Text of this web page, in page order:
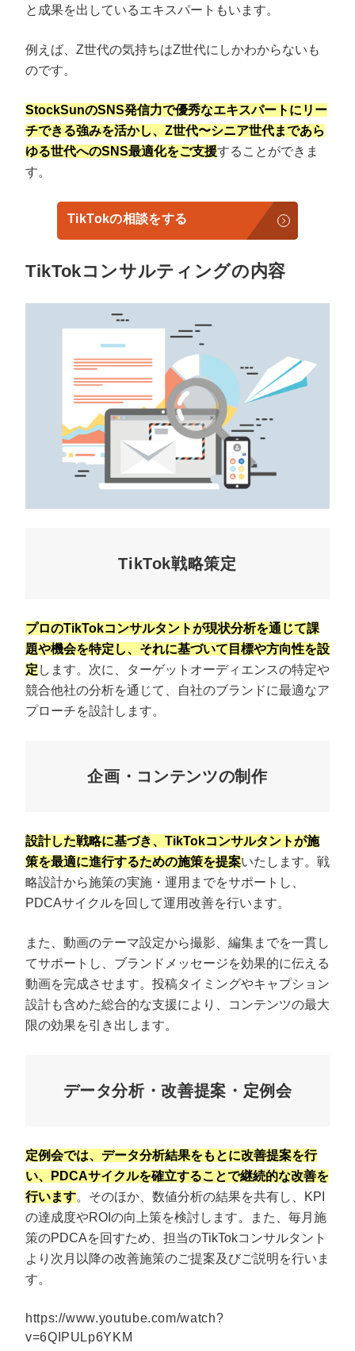
と成果を出しているエキスパートもいます。
例えば、Z世代の気持ちはZ世代にしかわからないも
のです。
StockSunのSNS発信力で優秀なエキスパートにリー
チできる強みを活かし、Z世代〜シニア世代まであら
ゆる世代へのSNS最適化をご支援することができま
す。
TikTokの相談をする
TikTokコンサルティングの内容
TikTok戦略策定
プロのTikTokコンサルタントが現状分析を通じて課
題や機会を特定し、それに基づいて目標や方向性を設
定 します。次に、ターゲットオーディエンスの特定や
競合他社の分析を通じて、自社のブランドに最適なア
プローチを設計します。
企画・コンテンツの制作
設計した戦略に基づき、TikTokコンサルタントが施
策を最適に進行するための施策を提案いたします。戦
略設計から施策の実施・運用までをサポートし、
PDCAサイクルを回して運用改善を行います。
また、動画のテーマ設定から撮影、編集までを一貫し
てサポートし、ブランドメッセージを効果的に伝える
動画を完成させます。投稿タイミングやキャプション
設計も含めた総合的な支援により、コンテンツの最大
限の効果を引き出します。
データ分析・改善提案・定例会
定例会では、データ分析結果をもとに改善提案を行
い、PDCAサイクルを確立することで継続的な改善を
行います。そのほか、数値分析の結果を共有し、KPI
の達成度やROIの向上策を検討します。また、毎月施
策のPDCAを回すため、担当のTikTokコンサルタント
より次月以降の改善施策のご提案及びご説明を行いま
す。
https://www.youtube.com/watch?
v=6QIPULp6YKM